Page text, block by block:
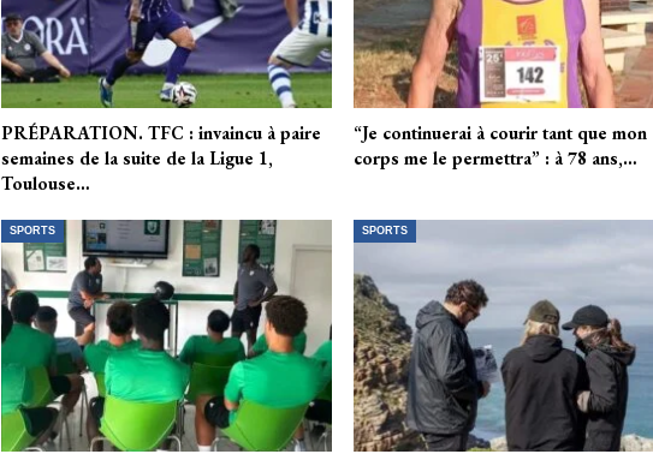
PRÉPARATION. TFC : invaincu à paire
semaines de la suite de la Ligue 1,
Toulouse…
“Je continuerai à courir tant que mon
corps me le permettra” : à 78 ans,…
SPORTS SPORTS